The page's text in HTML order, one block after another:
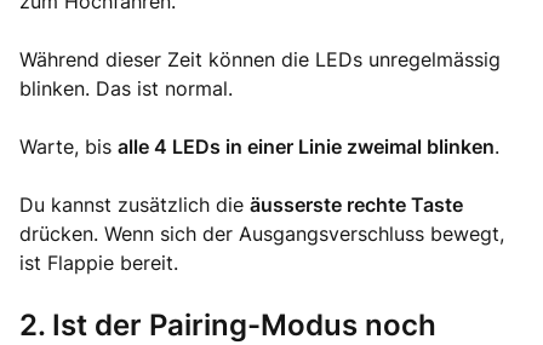
Während dieser Zeit können die LEDs unregelmässig
blinken. Das ist normal.
Warte, bis alle 4 LEDs in einer Linie zweimal blinken.
Du kannst zusätzlich die äusserste rechte Taste
drücken. Wenn sich der Ausgangsverschluss bewegt,
ist Flappie bereit.
2. Ist der Pairing-Modus noch